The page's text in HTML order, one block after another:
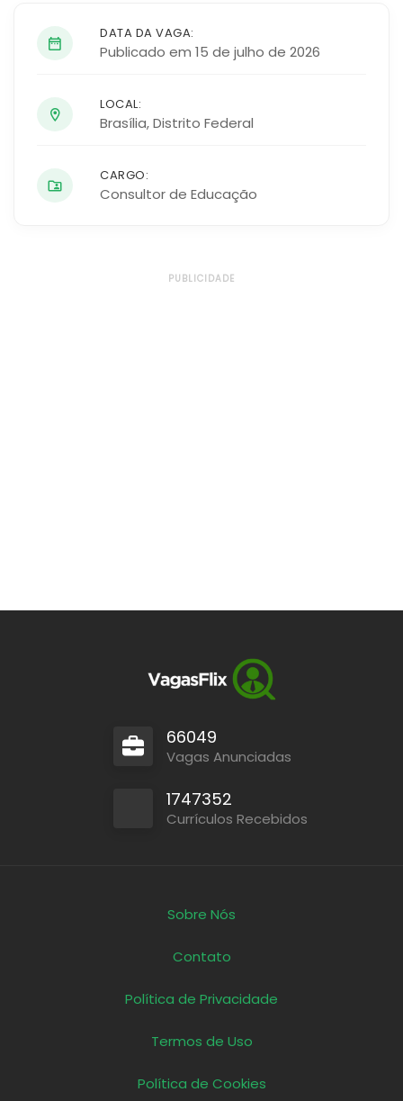
DATA DA VAGA:
Publicado em 15 de julho de 2026
LOCAL:
Brasília,Distrito Federal
CARGO:
Consultor de Educação
PUBLICIDADE
66049
Vagas Anunciadas
1747352
Currículos Recebidos
Sobre Nós
Contato
Política de Privacidade
Termos de Uso
Política de Cookies